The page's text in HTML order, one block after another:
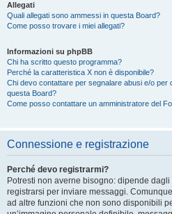
Allegati
Quali allegati sono ammessi in questa Board?
Come posso trovare i miei allegati?
Informazioni su phpBB
Chi ha scritto questo programma?
Perché la caratteristica X non è disponibile?
Chi devo contattare per segnalare abusi e/o per
questa Board?
Come posso contattare un amministratore del
Connessione e registrazione
Perché devo registrarmi?
Potresti non averne bisogno: dipende
registrarsi per inviare messaggi.
ad altre funzioni che non sono disponibili